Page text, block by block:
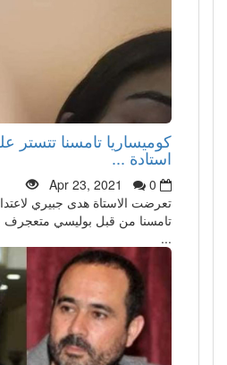
كوميساريا تامسنا
استادة ...
Apr 23, 2021
0
تعرضت الاستاة هدى جبيري
تامسنا من قبل بوليسي متعجرف
...